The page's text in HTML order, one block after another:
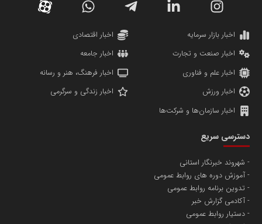
اخبار بازار سرمایه
اخبار اقتصادی
اخبار صنعت و تجارت
اخبار جامعه
اخبار علم و فناوری
اخبار فرهنگ، هنر و رسانه
اخبار ورزش
اخبار زندگی و سرگرمی
اخبار سازمان‌ها و شرکت‌ها
دسترسی سریع
شهروند خبرنگار استانی
آموزش دوره های روابط عمومی
تدوین برنامه روابط عمومی
آکادمی گزارش خبر
دستیار روابط عمومی